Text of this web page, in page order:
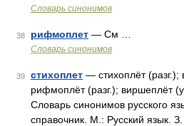
Словарь синонимов
38 рифмоплет — См …
Словарь синонимов
39 стихоплет — стихоплёт
рифмоплёт (разг.); виршеплёт
Словарь синонимов русского
справочник. М.: Русский язык.